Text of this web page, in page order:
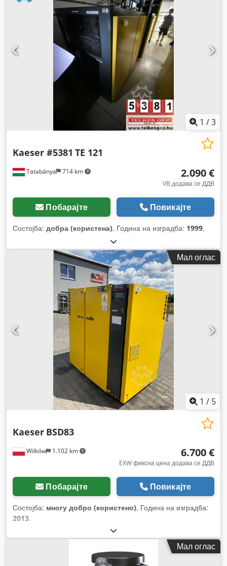
1 /3
Tatabánya 714 km
Kaeser #5381 TE 121
2.090 €
VB додава се ДДВ
Побарајте Повикајте
Состојба: добра (користена), Година на изградба: 1999,
Мал оглас
1 / 5
Wilków 1.102 km
Kaeser BSD83
6.700 €
EXW фиксна цена додава се ДДВ
Побарајте Повикајте
Состојба: многу добро (користено), Година на изградба:
2013,
Мал оглас